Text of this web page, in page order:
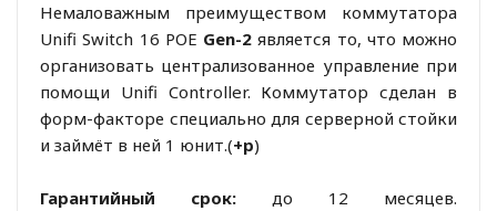
Немаловажным преимуществом коммутатора
Unifi Switch 16 POE Gen-2 является то, что можно
организовать централизованное управление при
помощи Unifi Controller. Коммутатор сделан в
форм-факторе специально для серверной стойки
и займёт в ней 1 юнит.(+р)
Гарантийный срок: до 12 месяцев.